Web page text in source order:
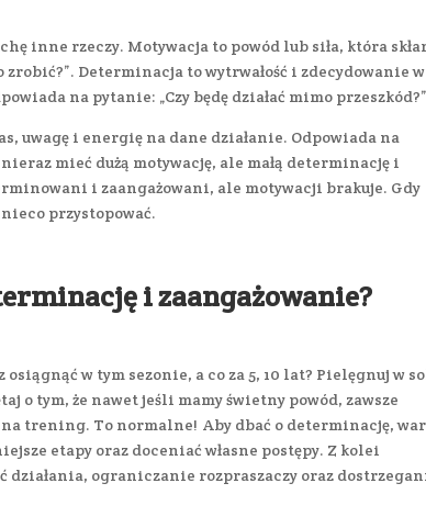
inne rzeczy. Motywacja to powód lub siła, która
zrobić?”. Determinacja to wytrwałość i zdecydowanie w
na pytanie: „Czy będę działać mimo
uwagę i energię na dane działanie. Odpowiada na
mieć dużą motywację, ale małą determinację i
i zaangażowani, ale motywacji brakuje. Gdy
przystopować.
i zaangażowanie?
w tym sezonie, a co za 5, 10 lat? Pielęgnuj w
o tym, że nawet jeśli mamy świetny powód, zawsze
trening. To normalne! Aby dbać o determinację,
etapy oraz doceniać własne postępy. Z kolei
działania, ograniczanie rozpraszaczy oraz